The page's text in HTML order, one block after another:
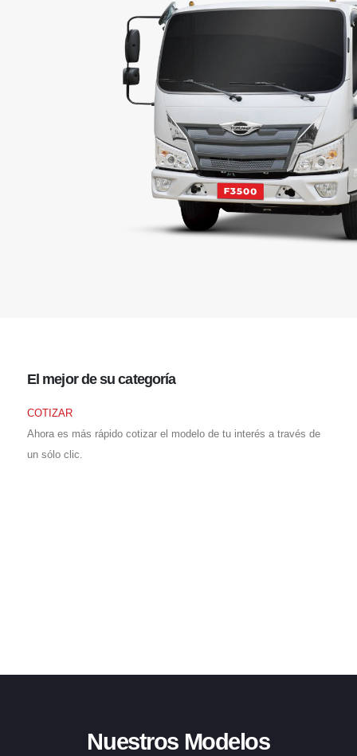
El mejorde su categoría
COTIZAR
Ahora es más rápido cotizar el modelo de tu interés a través de
un sólo clic.
Nuestros Modelos